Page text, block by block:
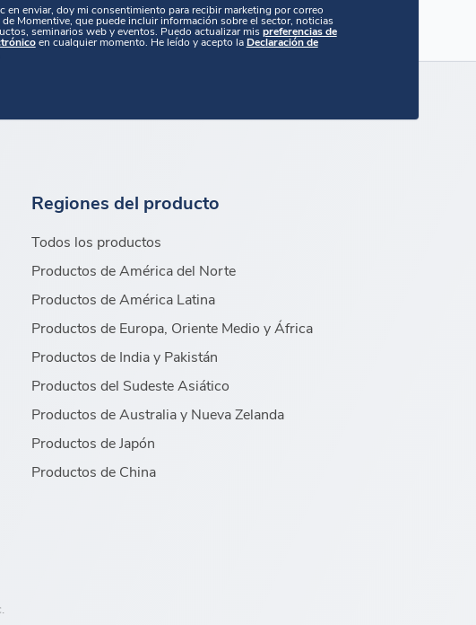
en enviar, doy mi consentimiento para recibir marketing por correo
Momentive, que puede incluir información sobre el sector, noticias
seminarios web y eventos. Puedo actualizar mispreferencias de
en cualquier momento. He leído y acepto la Declaración de
Regiones del producto
Todos los productos
Productos de América del Norte
Productos de América Latina
Productos de Europa, Oriente Medio y África
Productos de India y Pakistán
Productos del Sudeste Asiático
Productos de Australia y Nueva Zelanda
Productos de Japón
Productos de China